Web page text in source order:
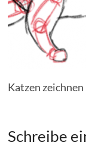
Katzen zeichnen
Schreibe